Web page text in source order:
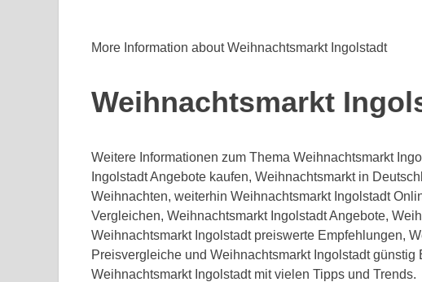
More Information about Weihnachtsmarkt Ingolstadt
Weihnachtsmarkt
Weitere Informationen zum Thema Weihnachtsmarkt
Ingolstadt Angebote kaufen, Weihnachtsmarkt in
Weihnachten, weiterhin Weihnachtsmarkt Ingolstadt
Vergleichen, Weihnachtsmarkt Ingolstadt Angebote,
Weihnachtsmarkt Ingolstadt preiswerte Empfehlungen,
Preisvergleiche und Weihnachtsmarkt Ingolstadt
Weihnachtsmarkt Ingolstadt mit vielen Tipps und Trends.